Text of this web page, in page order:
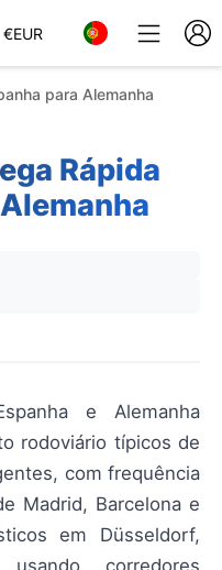
€EUR
para Alemanha
Rápida
e Alemanha
rodoviário típicos de
com frequência
Madrid, Barcelona e
em Düsseldorf,
corredores